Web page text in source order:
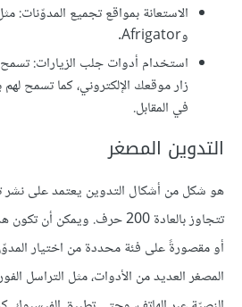
وAfrigator.
استخدام أدوات جلب الزيارات:
زار موقعك الإلكتروني، كما تسمح
في المقابل.
التدوين المصغر
هو شكل من أشكال التدوين يعتمد على نشر
تتجاوز بالعادة 200 حرف.
أو مقصورةً على فئة محددة من اختيار
المصغر العديد من الأدوات، مثل التراسل